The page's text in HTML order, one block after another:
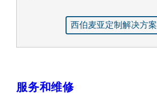
西伯麦亚定制解决方案
服务和维修